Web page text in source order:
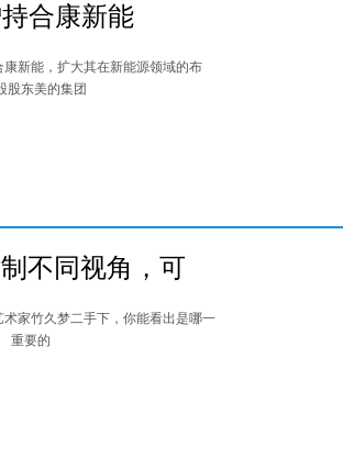
合康新能
新能，扩大其在新能源领域的布
股东美的集团
不同视角，可
家竹久梦二手下，你能看出是哪一
重要的